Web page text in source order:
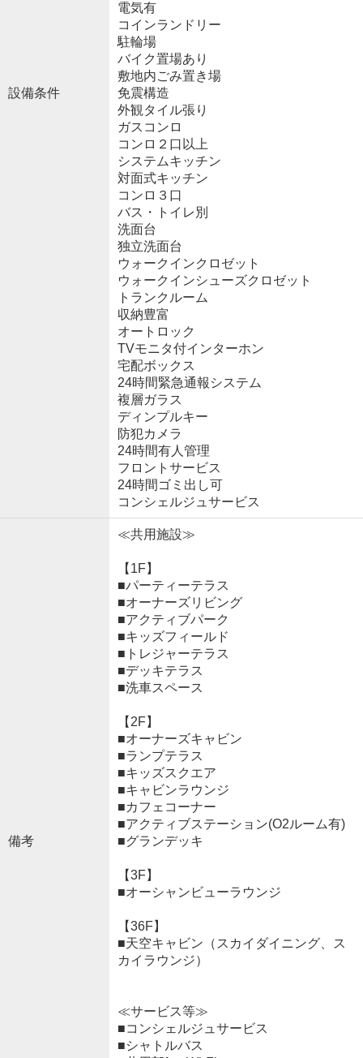
設備条件
電気有
コインランドリー
駐輪場
バイク置場あり
敷地内ごみ置き場
免震構造
外観タイル張り
ガスコンロ
コンロ２口以上
システムキッチン
対面式キッチン
コンロ３口
バス・トイレ別
洗面台
独立洗面台
ウォークインクロゼット
ウォークインシューズクロゼット
トランクルーム
収納豊富
オートロック
TVモニタ付インターホン
宅配ボックス
24時間緊急通報システム
複層ガラス
ディンプルキー
防犯カメラ
24時間有人管理
フロントサービス
24時間ゴミ出し可
コンシェルジュサービス
備考
≪共用施設≫
【1F】
■パーティーテラス
■オーナーズリビング
■アクティブパーク
■キッズフィールド
■トレジャーテラス
■デッキテラス
■洗車スペース
【2F】
■オーナーズキャビン
■ランプテラス
■キッズスクエア
■キャビンラウンジ
■カフェコーナー
■アクティブステーション(O2ルーム有)
■グランデッキ
【3F】
■オーシャンビューラウンジ
【36F】
■天空キャビン（スカイダイニング、ス
カイラウンジ）
≪サービス等≫
■コンシェルジュサービス
■シャトルバス